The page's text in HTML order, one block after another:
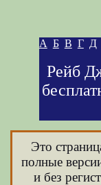
А Б В Г Д
Рейб
Это
полные
и без